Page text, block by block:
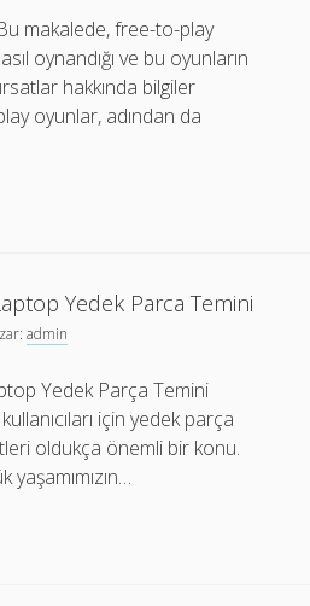
makalede, free-to-play
oynandığı ve bu oyunların
hakkında bilgiler
oyunlar, adından da
Yedek Parca Temini
admin
Yedek Parça Temini
için yedek parça
oldukça önemli bir konu.
yaşamımızın…